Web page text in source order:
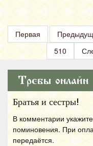
Первая
510
Требы онлайн
Братья и сестры!
В комментарии
поминовения. При
передаётся.